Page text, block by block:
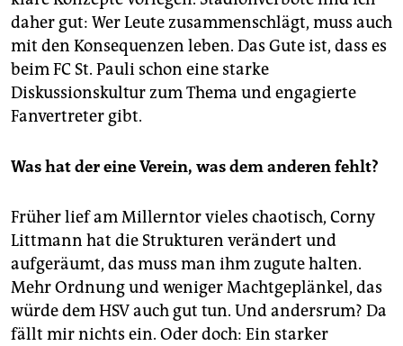
daher gut: Wer Leute zusammenschlägt, muss auch
mit den Konsequenzen leben. Das Gute ist, dass es
beim FC St. Pauli schon eine starke
Diskussionskultur zum Thema und engagierte
Fanvertreter gibt.
Was hat der eine Verein, was dem anderen fehlt?
Früher lief am Millerntor vieles chaotisch, Corny
Littmann hat die Strukturen verändert und
aufgeräumt, das muss man ihm zugute halten.
Mehr Ordnung und weniger Machtgeplänkel, das
würde dem HSV auch gut tun. Und andersrum? Da
fällt mir nichts ein. Oder doch: Ein starker